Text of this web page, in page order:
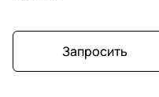
Запросить